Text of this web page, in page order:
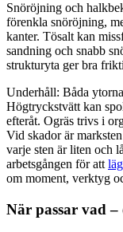
Snöröjning och
förenkla snöröjning,
kanter. Tösalt kan
sandning och snabb
strukturyta ger bra
Underhåll: Båda
Högtryckstvätt kan
efteråt. Ogräs trivs i
Vid skador är
varje sten är liten och
arbetsgången för att
om moment, verktyg
När passar vad